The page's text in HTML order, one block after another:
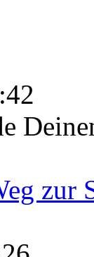
zur